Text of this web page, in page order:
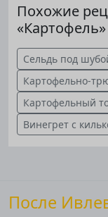
Похожие
«Картофель»
Сельдь под
Картофельно-
Картофельный
Винегрет с
После